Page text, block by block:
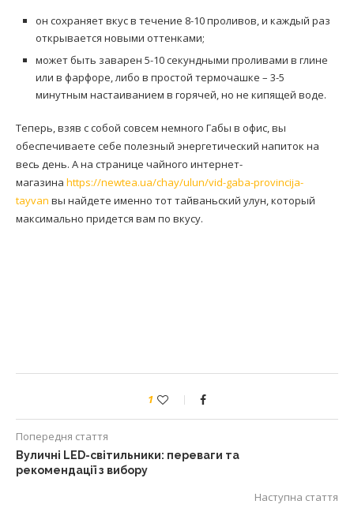
он сохраняет вкус в течение 8-10 проливов, и каждый раз
открывается новыми оттенками;
может быть заварен 5-10 секундными проливами в глине
или в фарфоре, либо в простой термочашке – 3-5
минутным настаиванием в горячей, но не кипящей воде.
Теперь, взяв с собой совсем немного Габы в офис, вы
обеспечиваете себе полезный энергетический напиток на
весь день. А на странице чайного интернет-
магазина https://newtea.ua/chay/ulun/vid-gaba-provincija-
tayvan вы найдете именно тот тайваньский улун, который
максимально придется вам по вкусу.
1
Попередня стаття
Вуличні LED-світильники: переваги та
рекомендації з вибору
Наступна стаття